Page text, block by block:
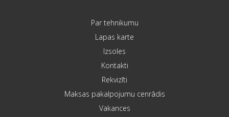
Par tehnikumu
Lapas karte
Izsoles
Kontakti
Rekvizīti
Maksas pakalpojumu cenrādis
Vakances